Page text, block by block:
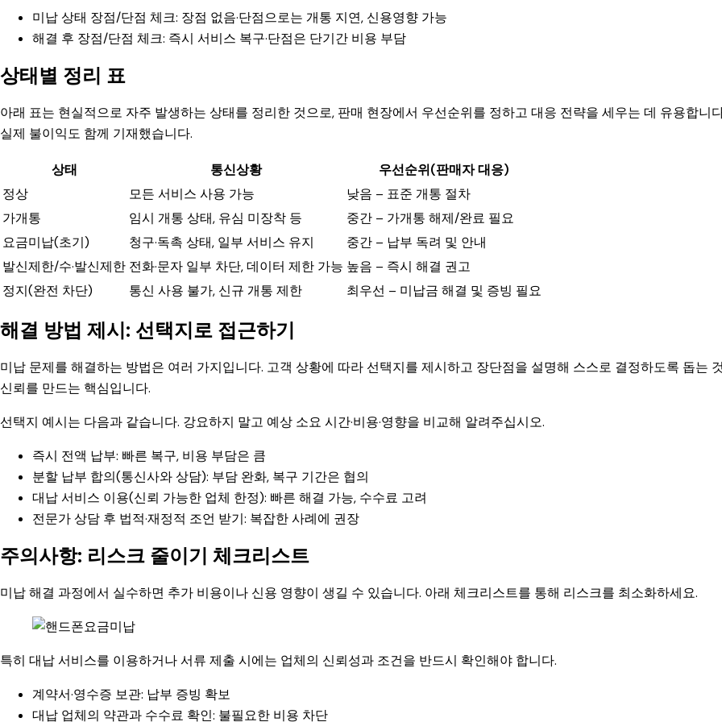
미납 상태 장점/단점 체크: 장점 없음·단점으로는 개통 지연, 신용영향 가능
해결 후 장점/단점 체크: 즉시 서비스 복구·단점은 단기간 비용 부담
상태별 정리 표
아래 표는 현실적으로 자주 발생하는 상태를 정리한 것으로, 판매 현장에서 우선순위를 정하고 대응 전략을 세우는 데 유용합니
실제 불이익도 함께 기재했습니다.
상태 통신상황
우선순위(판매자 대응)
정상
모든 서비스 사용 가능
낮음 – 표준 개통 절차
가개통
임시 개통 상태, 유심 미장착 등
중간 – 가개통 해제/완료 필요
요금미납(초기)
청구·독촉 상태, 일부 서비스 유지
중간 – 납부 독려 및 안내
발신제한/수·발신제한 전화·문자 일부 차단, 데이터 제한 가능 높음 – 즉시 해결 권고
정지(완전 차단)
통신 사용 불가, 신규 개통 제한 최우선 – 미납금 해결 및 증빙 필요
해결 방법 제시: 선택지로 접근하기
미납 문제를 해결하는 방법은 여러 가지입니다. 고객 상황에 따라 선택지를 제시하고 장단점을 설명해 스스로 결정하도록 돕는
신뢰를 만드는 핵심입니다.
선택지 예시는 다음과 같습니다. 강요하지 말고 예상 소요 시간·비용·영향을 비교해 알려주십시오.
즉시 전액 납부: 빠른 복구, 비용 부담은 큼
분할 납부 합의(통신사와 상담): 부담 완화, 복구 기간은 협의
대납 서비스 이용(신뢰 가능한 업체 한정): 빠른 해결 가능, 수수료 고려
전문가 상담 후 법적·재정적 조언 받기: 복잡한 사례에 권장
주의사항: 리스크 줄이기 체크리스트
미납 해결 과정에서 실수하면 추가 비용이나 신용 영향이 생길 수 있습니다. 아래 체크리스트를 통해 리스크를 최소화하세요.
특히 대납 서비스를 이용하거나 서류 제출 시에는 업체의 신뢰성과 조건을 반드시 확인해야 합니다.
계약서·영수증 보관: 납부 증빙 확보
대납 업체의 약관과 수수료 확인: 불필요한 비용 차단